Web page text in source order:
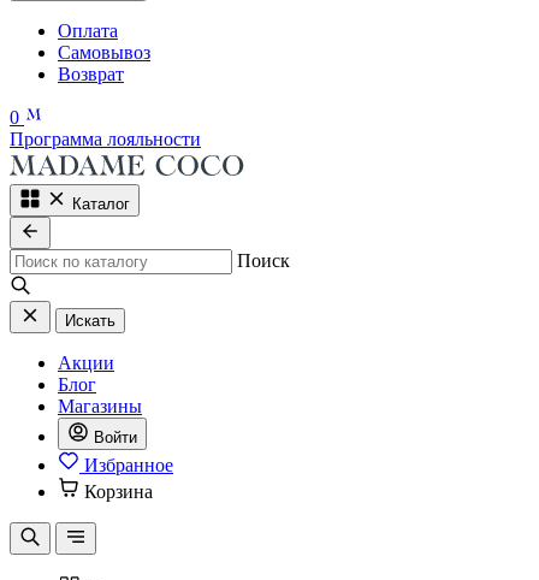
Оплата
Самовывоз
Возврат
0
Программа лояльности
Каталог
Поиск
Искать
Акции
Блог
Магазины
Войти
Избранное
Корзина